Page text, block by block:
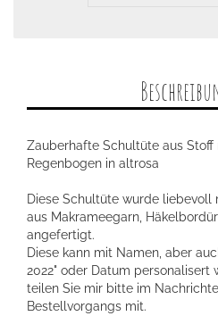
Zauberhafte Schultüte aus Stoff
Regenbogen in altrosa
Diese Schultüte wurde liebevoll
aus Makrameegarn,
angefertigt.
Diese kann mit Namen, aber
2022" oder Datum personalisert
teilen Sie mir bitte im
Bestellvorgangs mit.